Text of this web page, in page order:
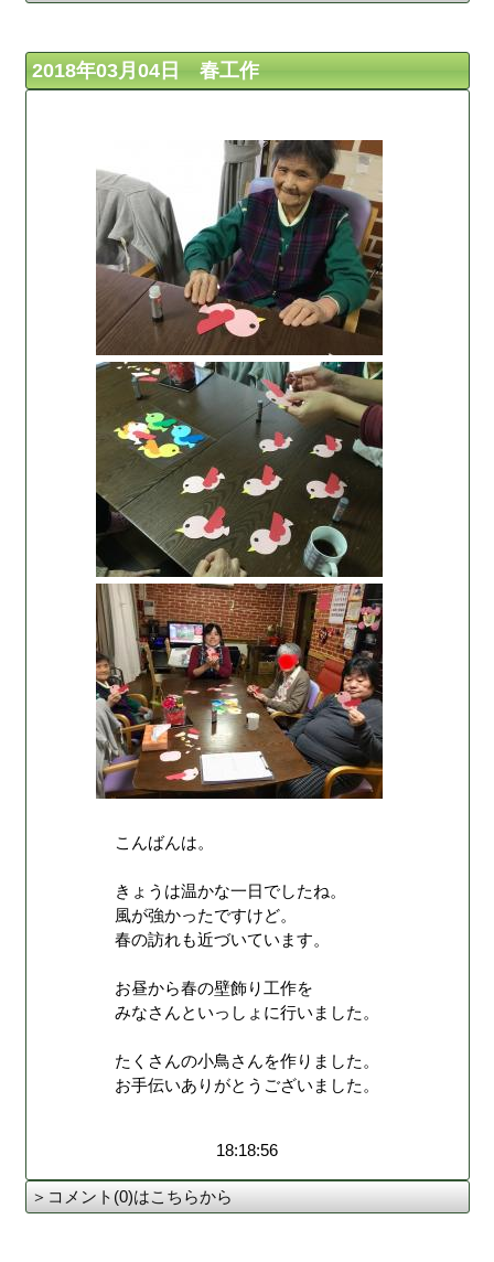
2018年03月04日 春工作
こんばんは。
きょうは温かな一日でしたね。
風が強かったですけど。
春の訪れも近づいています。
お昼から春の壁飾り工作を
みなさんといっしょに行いました。
たくさんの小鳥さんを作りました。
お手伝いありがとうございました。
18:18:56
＞コメント(0)はこちらから